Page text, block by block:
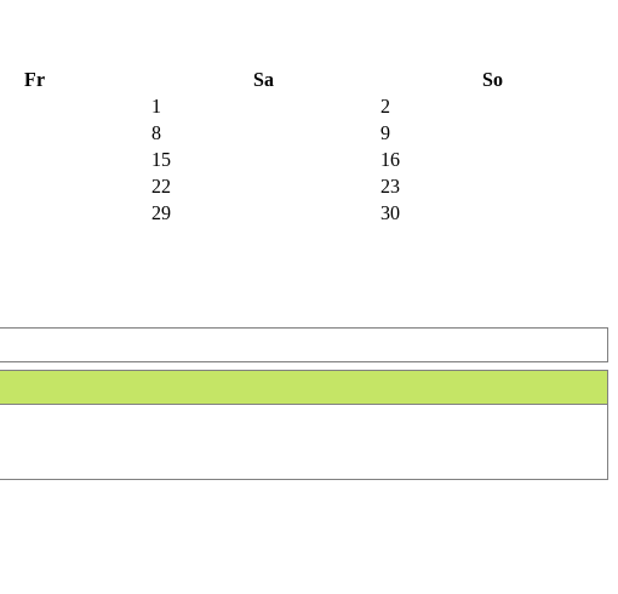
Fr Sa
So
1
2
8
9
15
16
22
23
29
30